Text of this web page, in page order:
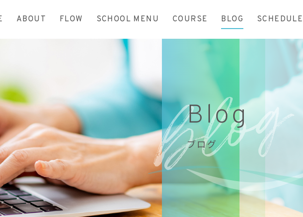
ABOUT FLOW SCHOOL MENU COURSE BLOG SCHEDULE
Blog
ブログ